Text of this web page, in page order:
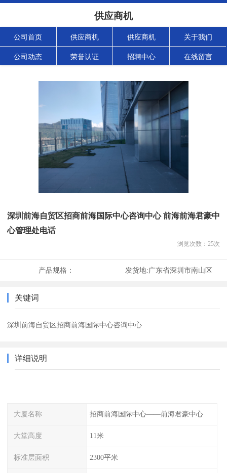
供应商机
公司首页 供应商机 供应商机 关于我们
公司动态 荣誉认证 招聘中心 在线留言
深圳前海自贸区招商前海国际中心咨询中心 前海前海君豪中
心管理处电话
浏览次数： 25次
产品规格： 发货地:广东省深圳市南山区
关键词
深圳前海自贸区招商前海国际中心咨询中心
详细说明
大厦名称 招商前海国际中心——前海君豪中心
大堂高度 11米
标准层面积 2300平米